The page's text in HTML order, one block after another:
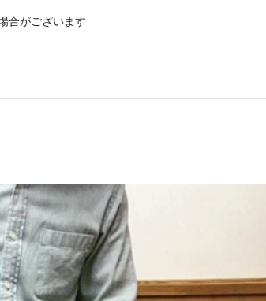
合がございます